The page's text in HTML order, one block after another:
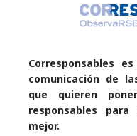
Corresponsables
comunicación de
que quieren
responsables
mejor.